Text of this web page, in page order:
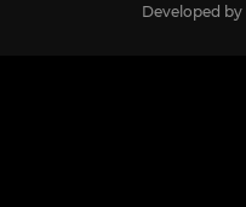
Developed by